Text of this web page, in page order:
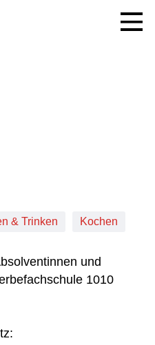
& Trinken Kochen
und
1010